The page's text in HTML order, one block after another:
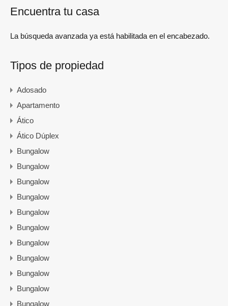
Encuentra tu casa
La búsqueda avanzada ya está habilitada en el encabezado.
Tipos de propiedad
Adosado
Apartamento
Ático
Ático Dúplex
Bungalow
Bungalow
Bungalow
Bungalow
Bungalow
Bungalow
Bungalow
Bungalow
Bungalow
Bungalow
Bungalow